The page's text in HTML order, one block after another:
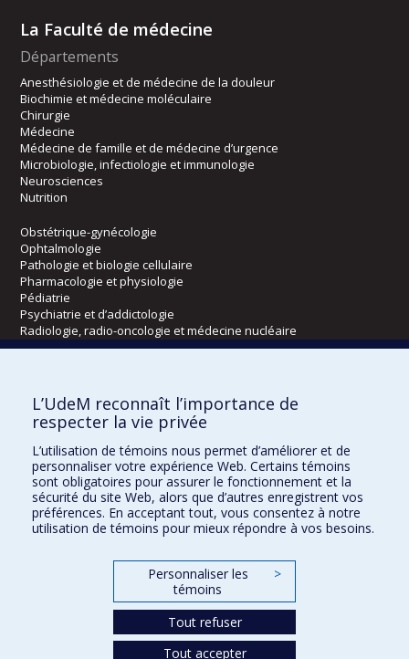
La Faculté de médecine
Départements
Anesthésiologie et de médecine de la douleur
Biochimie et médecine moléculaire
Chirurgie
Médecine
Médecine de famille et de médecine d’urgence
Microbiologie, infectiologie et immunologie
Neurosciences
Nutrition
Obstétrique-gynécologie
Ophtalmologie
Pathologie et biologie cellulaire
Pharmacologie et physiologie
Pédiatrie
Psychiatrie et d’addictologie
Radiologie, radio-oncologie et médecine nucléaire
Kinésiologie et des sciences de l’activité physique
Orthophonie et audiologie
Réadaptation
Directions
DPC
CPASS
L’UdeM reconnaît l’importance de
respecter la vie privée
L’utilisation de témoins nous permet d’améliorer et de
personnaliser votre expérience Web. Certains témoins
sont obligatoires pour assurer le fonctionnement et la
sécurité du site Web, alors que d’autres enregistrent vos
préférences. En acceptant tout, vous consentez à notre
utilisation de témoins pour mieux répondre à vos besoins.
Personnaliser les
témoins
>
Tout refuser
Tout accepter